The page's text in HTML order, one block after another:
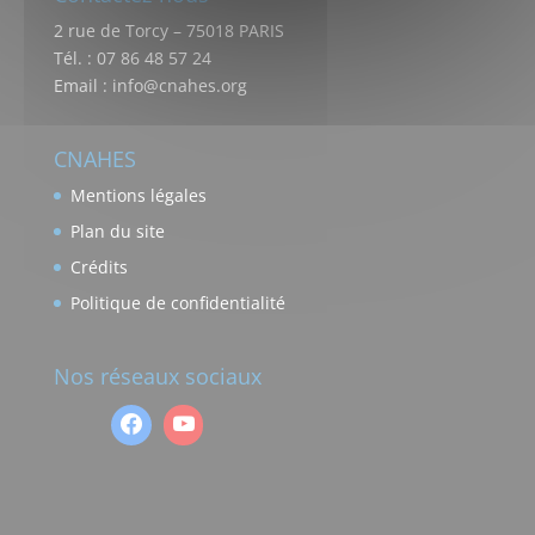
2 rue de Torcy – 75018 PARIS
Tél. : 07 86 48 57 24
Email : info@cnahes.org
CNAHES
Mentions légales
Plan du site
Crédits
Politique de confidentialité
Nos réseaux sociaux